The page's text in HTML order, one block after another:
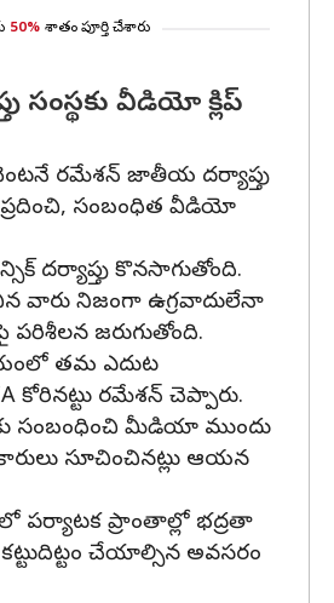
50% శాతం పూర్తి చేశారు
సంస్థకు వీడియో క్లిప్
రమేశన్‌ జాతీయ దర్యాప్తు
సంబంధిత వీడియో
దర్యాప్తు కొనసాగుతోంది.
వారు నిజంగా ఉగ్రవాదులేనా
జరుగుతోంది.
తమ ఎదుట
రమేశన్‌ చెప్పారు.
సంబంధించి మీడియా ముందు
సూచించినట్లు ఆయన
పర్యాటక ప్రాంతాల్లో భద్రతా
చేయాల్సిన అవసరం